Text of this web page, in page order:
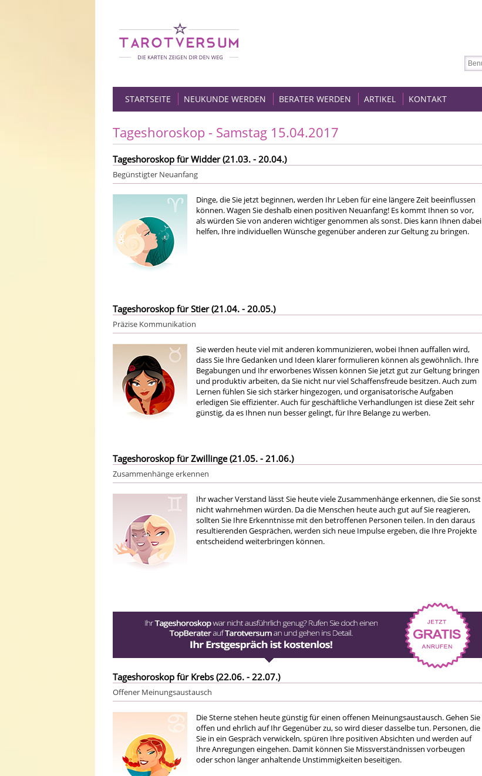
STARTSEITE NEUKUNDE WERDEN BERATER WERDEN ARTIKEL KONTAKT
Tageshoroskop - Samstag 15.04.2017
Tageshoroskop für Widder (21.03. - 20.04.)
Begünstigter Neuanfang
Dinge, die Sie jetzt beginnen, werden Ihr Leben für eine längere Zeit beeinflussen
können. Wagen Sie deshalb einen positiven Neuanfang! Es kommt Ihnen so vor,
als würden Sie von anderen wichtiger genommen als sonst. Dies kann Ihnen dabei
helfen, Ihre individuellen Wünsche gegenüber anderen zur Geltung zu bringen.
Tageshoroskop für Stier (21.04. - 20.05.)
Präzise Kommunikation
Sie werden heute viel mit anderen kommunizieren, wobei Ihnen auffallen wird,
dass Sie Ihre Gedanken und Ideen klarer formulieren können als gewöhnlich. Ihre
Begabungen und Ihr erworbenes Wissen können Sie jetzt gut zur Geltung bringen
und produktiv arbeiten, da Sie nicht nur viel Schaffensfreude besitzen. Auch zum
Lernen fühlen Sie sich stärker hingezogen, und organisatorische Aufgaben
erledigen Sie effizienter. Auch für geschäftliche Verhandlungen ist diese Zeit sehr
günstig, da es Ihnen nun besser gelingt, für Ihre Belange zu werben.
Tageshoroskop für Zwillinge (21.05. - 21.06.)
Zusammenhänge erkennen
Ihr wacher Verstand lässt Sie heute viele Zusammenhänge erkennen, die Sie sonst
nicht wahrnehmen würden. Da die Menschen heute auch gut auf Sie reagieren,
sollten Sie Ihre Erkenntnisse mit den betroffenen Personen teilen. In den daraus
resultierenden Gesprächen, werden sich neue Impulse ergeben, die Ihre Projekte
entscheidend weiterbringen können.
Tageshoroskop für Krebs (22.06. - 22.07.)
Offener Meinungsaustausch
Die Sterne stehen heute günstig für einen offenen Meinungsaustausch. Gehen Sie
offen und ehrlich auf Ihr Gegenüber zu, so wird dieser dasselbe tun. Personen, die
Sie in ein Gespräch verwickeln, spüren Ihre positiven Absichten und werden auf
Ihre Anregungen eingehen. Damit können Sie Missverständnissen vorbeugen
oder schon länger anhaltende Unstimmigkeiten beseitigen.